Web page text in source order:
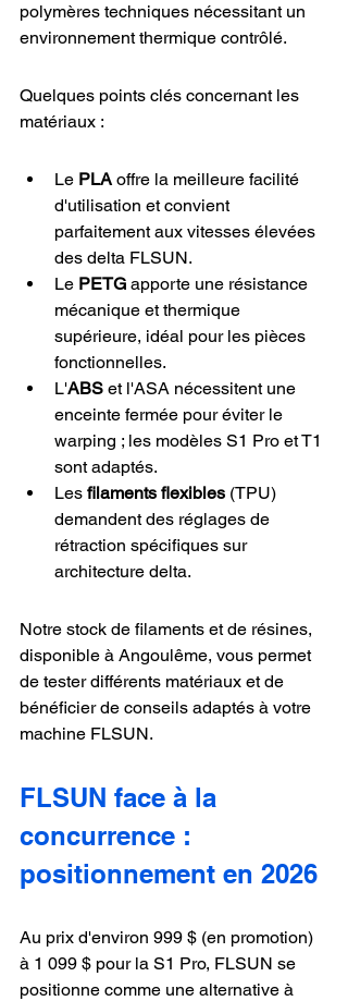
polymères techniques nécessitant un
environnement thermique contrôlé.
Quelques points clés concernant les
matériaux :
Le PLA offre la meilleure facilité
d'utilisation et convient
parfaitement aux vitesses élevées
des delta FLSUN.
Le PETG apporte une résistance
mécanique et thermique
supérieure, idéal pour les pièces
fonctionnelles.
L'ABS et l'ASA nécessitent une
enceinte fermée pour éviter le
warping ; les modèles S1 Pro et T1
sont adaptés.
Les filaments flexibles (TPU)
demandent des réglages de
rétraction spécifiques sur
architecture delta.
Notre stock de filaments et de résines,
disponible à Angoulême, vous permet
de tester différents matériaux et de
bénéficier de conseils adaptés à votre
machine FLSUN.
FLSUN face à la
concurrence :
positionnement en 2026
Au prix d'environ 999 $ (en promotion)
à 1 099 $ pour la S1 Pro, FLSUN se
positionne comme une alternative à